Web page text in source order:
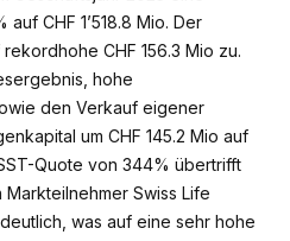
CHF 1’518.8 Mio. Der
CHF 156.3 Mio zu.
hohe
den Verkauf eigener
um CHF 145.2 Mio auf
Quote von 344% übertrifft
Swiss Life
was auf eine sehr hohe